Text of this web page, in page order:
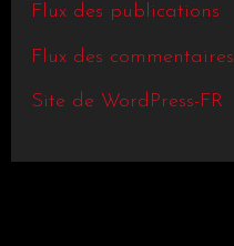
Flux des publications
Flux des commentaires
Site de WordPress-FR